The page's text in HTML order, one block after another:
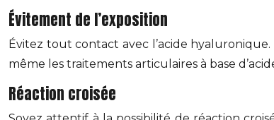
Évitement de l’exposition
Évitez tout contact avec l’acide
même les traitements articulaires à base
Réaction croisée